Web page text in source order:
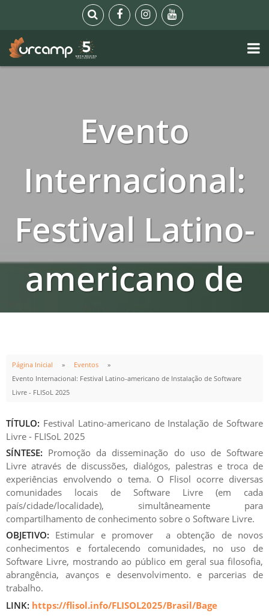
Evento
Internacional:
Festival Latino-
americano de
Instalação de
Software Livre -
FLISoL 2025
INÍCIO
26 ABR
14:00h
TÉRMINO
26 ABR
18:00h
Página Inicial
Eventos
Evento Internacional: Festival Latino-americano de Instalação de Software
Livre - FLISoL 2025
TÍTULO: Festival Latino-americano de Instalação de Software
Livre - FLISoL 2025
SÍNTESE: Promoção da disseminação do uso de Software
Livre através de discussões, dialógos, palestras e troca de
experiências envolvendo o tema. O Flisol ocorre diversas
comunidades locais de Software Livre (em cada
país/cidade/localidade), simultâneamente para
compartilhamento de conhecimento sobre o Software Livre.
OBJETIVO: Estimular e promover a obtenção de novos
conhecimentos e fortalecendo comunidades, no uso de
Software Livre, mostrando ao público em geral sua filosofia,
abrangência, avanços e desenvolvimento. e parcerias de
trabalho.
LINK: https://flisol.info/FLISOL2025/Brasil/Bage